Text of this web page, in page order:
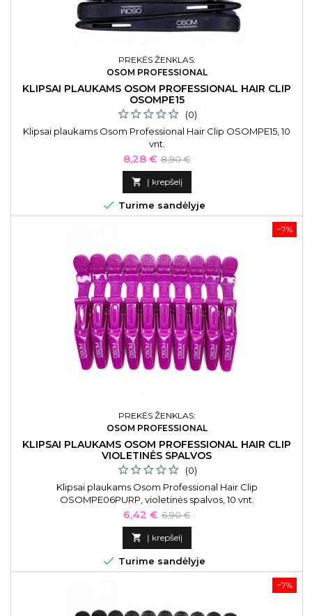
PREKĖS ŽENKLAS:
OSOM PROFESSIONAL
KLIPSAI PLAUKAMS OSOM PROFESSIONAL HAIR CLIP
OSOMPE15
(0)
Klipsai plaukams Osom Professional Hair Clip OSOMPE15, 10
vnt.
Kaina
8,28 € Bazinė
kaina
8,90 €
 Į krepšelį
 Turime sandėlyje
−7%
PREKĖS ŽENKLAS:
OSOM PROFESSIONAL
KLIPSAI PLAUKAMS OSOM PROFESSIONAL HAIR CLIP
VIOLETINĖS SPALVOS
(0)
Klipsai plaukams Osom Professional Hair Clip
OSOMPE06PURP, violetinės spalvos, 10 vnt.
Kaina
6,42 € Bazinė
kaina
6,90 €
 Į krepšelį
 Turime sandėlyje
−7%